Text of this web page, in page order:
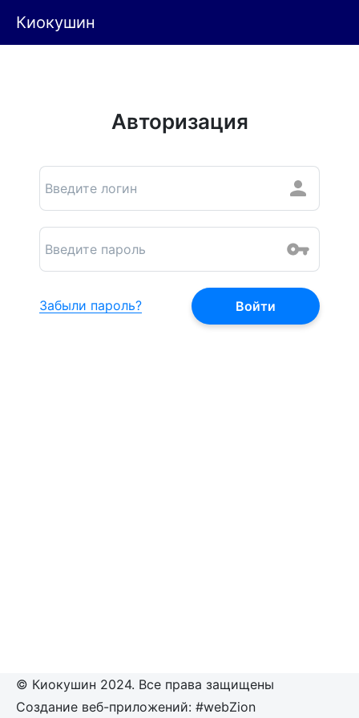
Киокушин
Авторизация
Забыли пароль?
© Киокушин 2024. Все права защищены
Создание веб-приложений: #webZion